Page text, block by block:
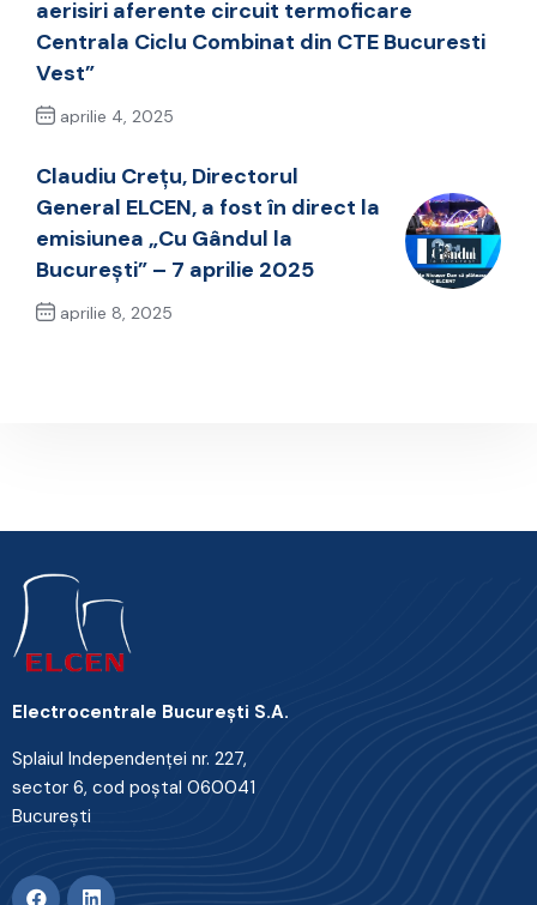
aerisiri aferente circuit termoficare
Centrala Ciclu Combinat din CTE Bucuresti
Vest”
aprilie 4, 2025
Claudiu Crețu, Directorul
General ELCEN, a fost în direct la
emisiunea „Cu Gândul la
București” – 7 aprilie 2025
aprilie 8, 2025
Electrocentrale Bucureşti S.A.
Splaiul Independenţei nr. 227,
sector 6, cod poştal 060041
Bucureşti